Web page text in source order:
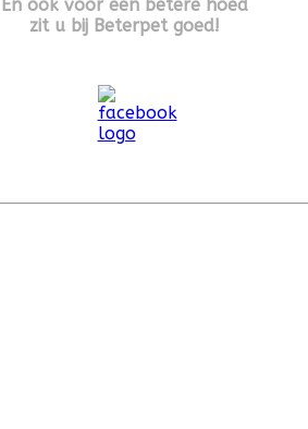
En ook voor een betere hoed
zit u bij Beterpet goed!